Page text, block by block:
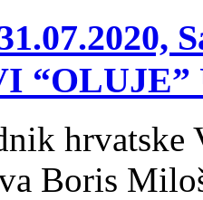
hrvatske
Boris